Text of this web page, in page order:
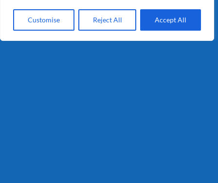
Customise Reject All Accept All
Info